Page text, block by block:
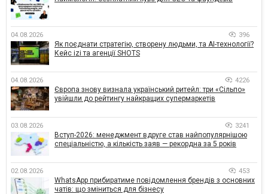
04.08.2026 396
Як поєднати стратегію, створену людьми, та AI-технології?
Кейс izi та агенції SHOTS
04.08.2026 4226
Європа знову визнала український ритейл: три «Сільпо»
увійшли до рейтингу найкращих супермаркетів
03.08.2026 3241
Вступ-2026: менеджмент вдруге став найпопулярнішою
спеціальністю, а кількість заяв — рекордна за 5 років
02.08.2026 453
WhatsApp прибиратиме повідомлення брендів з основних
чатів: що зміниться для бізнесу